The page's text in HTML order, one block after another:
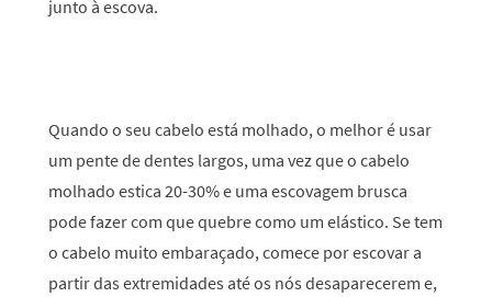
junto à escova.
Quando o seu cabelo está molhado, o melhor é usar
um pente de dentes largos, uma vez que o cabelo
molhado estica 20-30% e uma escovagem brusca
pode fazer com que quebre como um elástico. Se tem
o cabelo muito embaraçado, comece por escovar a
partir das extremidades até os nós desaparecerem e,